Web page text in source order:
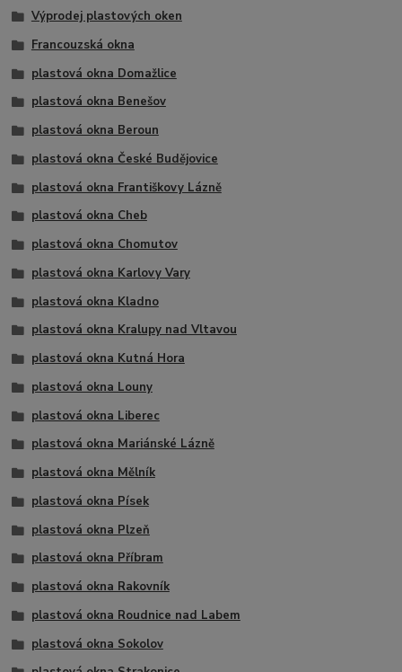
Výprodej plastových oken
Francouzská okna
plastová okna Domažlice
plastová okna Benešov
plastová okna Beroun
plastová okna České Budějovice
plastová okna Františkovy Lázně
plastová okna Cheb
plastová okna Chomutov
plastová okna Karlovy Vary
plastová okna Kladno
plastová okna Kralupy nad Vltavou
plastová okna Kutná Hora
plastová okna Louny
plastová okna Liberec
plastová okna Mariánské Lázně
plastová okna Mělník
plastová okna Písek
plastová okna Plzeň
plastová okna Příbram
plastová okna Rakovník
plastová okna Roudnice nad Labem
plastová okna Sokolov